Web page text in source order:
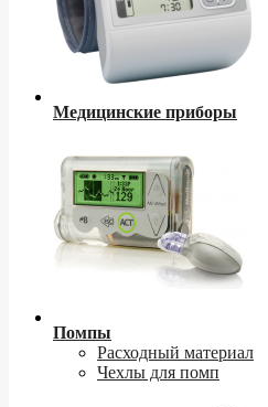
Медицинские приборы
Помпы
Расходный материал
Чехлы для помп